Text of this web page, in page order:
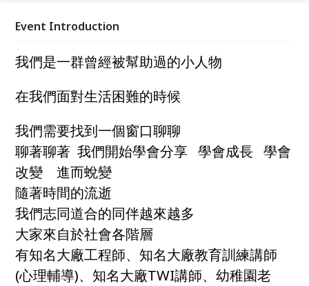
Event Introduction
我們是一群曾經被幫助過的小人物
在我們面對生活困難的時候
我們需要找到一個窗口聊聊
聊著聊著 我們開始學會分享 學會成長 學會
改變 進而蛻變
隨著時間的流逝
我們志同道合的同伴越來越多
大家來自於社會各階層
有知名大廠工程師、知名大廠教育訓練講師
(心理輔導)、知名大廠TWI講師、幼稚園老